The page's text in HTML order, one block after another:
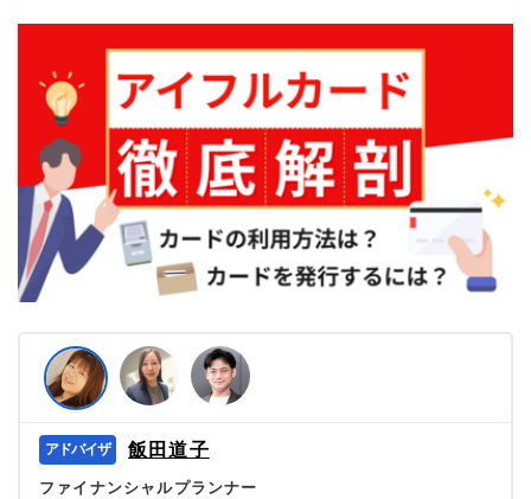
飯田道子
ファイナンシャルプランナー